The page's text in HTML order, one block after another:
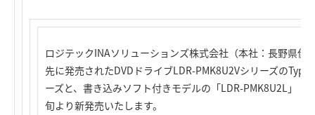
ロジテックINAソリューションズ株式会社（本社：長野県伊
先に発売されたDVDドライブLDR-PMK8U2Vシリーズの
ーズと、書き込みソフト付きモデルの「LDR-PMK8U2L」「
旬より新発売いたします。